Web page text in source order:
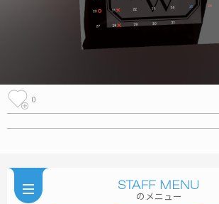
0
のメニュー